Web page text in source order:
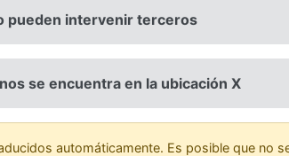
pueden intervenir terceros
se encuentra en la ubicación X
automáticamente. Es posible que no